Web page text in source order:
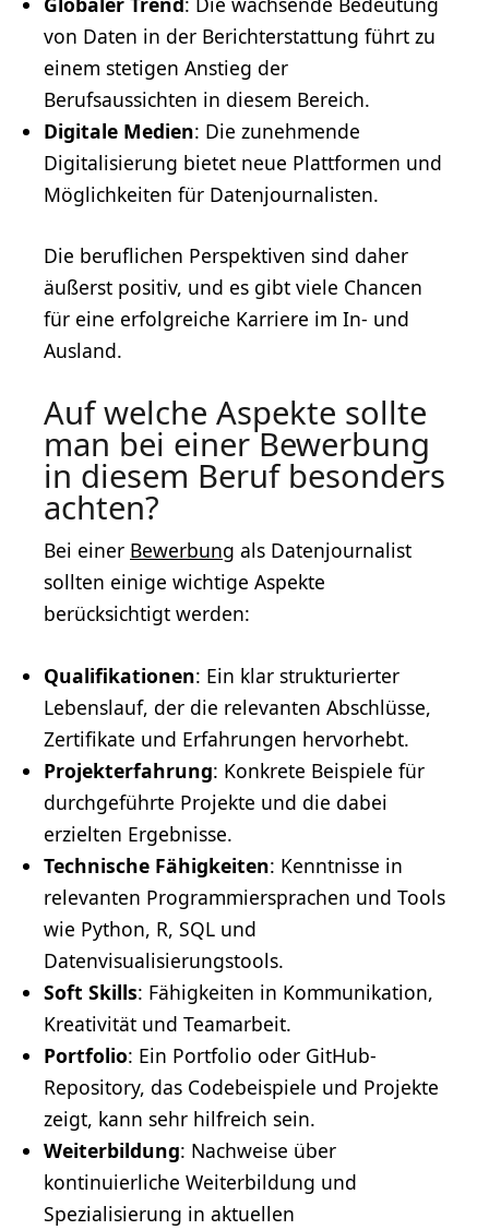
von Daten in der Berichterstattung führt zu
einem stetigen Anstieg der
Berufsaussichten in diesem Bereich.
Digitale Medien: Die zunehmende
Digitalisierung bietet neue Plattformen und
Möglichkeiten für Datenjournalisten.
Die beruflichen Perspektiven sind daher
äußerst positiv, und es gibt viele Chancen
für eine erfolgreiche Karriere im In- und
Ausland.
Auf welche Aspekte sollte
man bei einer Bewerbung
in diesem Beruf besonders
achten?
Bei einer Bewerbung als Datenjournalist
sollten einige wichtige Aspekte
berücksichtigt werden:
Qualifikationen: Ein klar strukturierter
Lebenslauf, der die relevanten Abschlüsse,
Zertifikate und Erfahrungen hervorhebt.
Projekterfahrung: Konkrete Beispiele für
durchgeführte Projekte und die dabei
erzielten Ergebnisse.
Technische Fähigkeiten: Kenntnisse in
relevanten Programmiersprachen und Tools
wie Python, R, SQL und
Datenvisualisierungstools.
Soft Skills: Fähigkeiten in Kommunikation,
Kreativität und Teamarbeit.
Portfolio: Ein Portfolio oder GitHub-
Repository, das Codebeispiele und Projekte
zeigt, kann sehr hilfreich sein.
Weiterbildung: Nachweise über
kontinuierliche Weiterbildung und
Spezialisierung in aktuellen